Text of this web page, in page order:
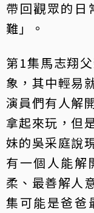
帶回觀眾的日
難」。
第1集馬志翔
象，其中輕易
演員們有人解
拿起來玩，但
妹的吳采庭說
有一個人能解
柔、最善解人
集可能是爸爸